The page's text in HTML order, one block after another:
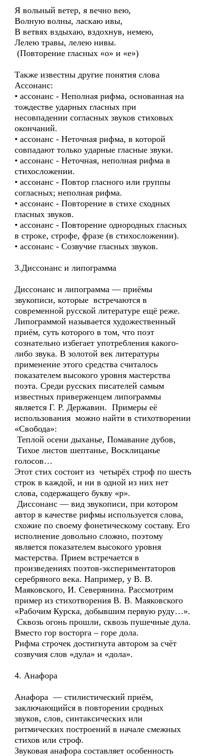
Я вольный ветер, я вечно вею,
Волную волны, ласкаю ивы,
В ветвях вздыхаю, вздохнув, немею,
Лелею травы, лелею нивы.
(Повторение гласных «о» и «е»)
Также известны другие понятия слова
Ассонанс:
• ассонанс - Неполная рифма, основанная на
тождестве ударных гласных при
несовпадении согласных звуков стиховых
окончаний.
• ассонанс - Неточная рифма, в которой
совпадают только ударные гласные звуки.
• ассонанс - Неточная, неполная рифма в
стихосложении.
• ассонанс - Повтор гласного или группы
согласных; неполная рифма.
• ассонанс - Повторение в стихе сходных
гласных звуков.
• ассонанс - Повторение однородных гласных
в строке, строфе, фразе (в стихосложении).
• ассонанс - Созвучие гласных звуков.
3.Диссонанс и липограмма
Диссонанс и липограмма — приёмы
звукописи, которые встречаются в
современной русской литературе ещё реже.
Липограммой называется художественный
приём, суть которого в том, что поэт
сознательно избегает употребления какого-
либо звука. В золотой век литературы
применение этого средства считалось
показателем высокого уровня мастерства
поэта. Среди русских писателей самым
известных приверженцем липограммы
является Г. Р. Державин. Примеры её
использования можно найти в стихотворении
«Свобода»:
Теплой осени дыханье, Помавание дубов,
Тихое листов шептанье, Восклицанье
голосов…
Этот стих состоит из четырёх строф по шесть
строк в каждой, и ни в одной из них нет
слова, содержащего букву «р».
Диссонанс — вид звукописи, при котором
автор в качестве рифмы используется слова,
схожие по своему фонетическому составу. Его
исполнение довольно сложно, поэтому
является показателем высокого уровня
мастерства. Прием встречается в
произведениях поэтов-экспериментаторов
серебряного века. Например, у В. В.
Маяковского, И. Северянина. Рассмотрим
пример из стихотворения В. В. Маяковского
«Рабочим Курска, добывшим первую руду…».
Сквозь огонь прошли, сквозь пушечные дула.
Вместо гор восторга – горе дола.
Рифма строчек достигнута автором за счёт
созвучия слов «дула» и «дола».
4. Анафора
Анафора — стилистический приём,
заключающийся в повторении сродных
звуков, слов, синтаксических или
ритмических построений в начале смежных
стихов или строф.
Звуковая анафора составляет особенность